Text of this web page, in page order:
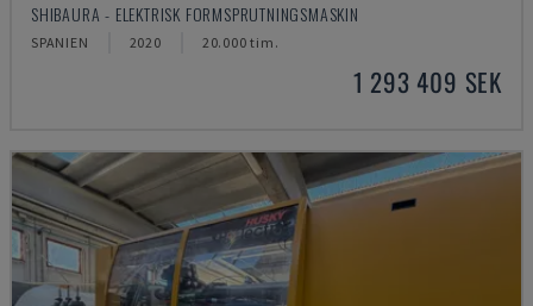
SHIBAURA - ELEKTRISK FORMSPRUTNINGSMASKIN
SPANIEN 2020 20.000 tim.
1 293 409 SEK